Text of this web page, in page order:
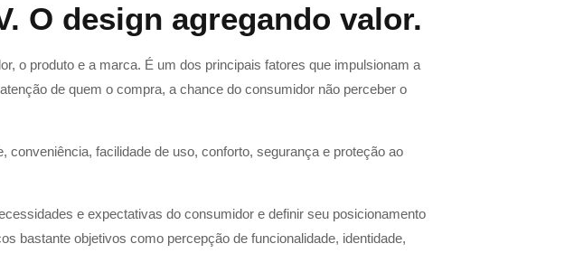
O design agregando valor.
o produto e a marca. É um dos principais fatores que impulsionam a
de quem o compra, a chance do consumidor não perceber o
facilidade de uso, conforto, segurança e proteção ao
e expectativas do consumidor e definir seu posicionamento
bastante objetivos como percepção de funcionalidade, identidade,